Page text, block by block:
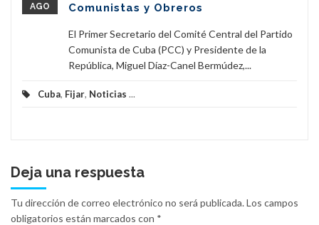
AGO Comunistas y Obreros
El Primer Secretario del Comité Central del Partido
Comunista de Cuba (PCC) y Presidente de la
República, Miguel Díaz-Canel Bermúdez,...
Cuba, Fijar, Noticias ...
Deja una respuesta
Tu dirección de correo electrónico no será publicada.Los campos
obligatorios están marcados con *